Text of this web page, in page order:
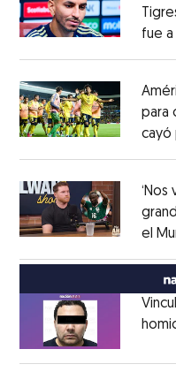
fue a
para
cayó
‘Nos
el
Opens in new window